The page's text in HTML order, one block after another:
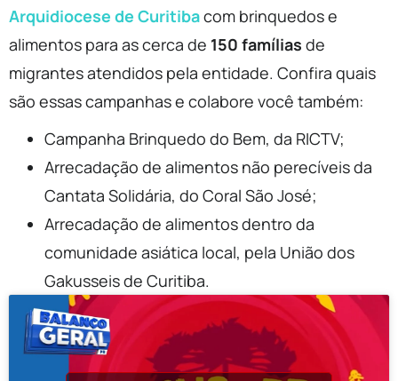
Arquidiocese de Curitibacom brinquedos e
alimentos para as cerca de 150 famílias de
migrantes atendidos pela entidade. Confira quais
são essas campanhas e colabore você também:
Campanha Brinquedo do Bem, da RICTV;
Arrecadação de alimentos não perecíveis da
Cantata Solidária, do Coral São José;
Arrecadação de alimentos dentro da
comunidade asiática local, pela União dos
Gakusseis de Curitiba.